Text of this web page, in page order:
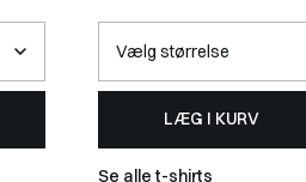
LÆG I KURV
Se alle t-shirts